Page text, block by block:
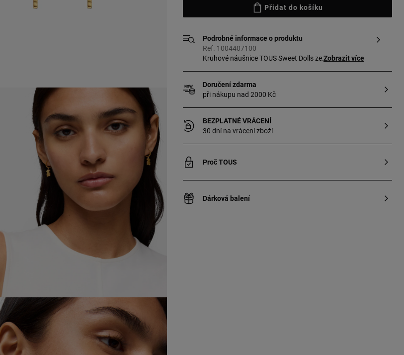
Přidat do košíku
Podrobné informace o produktu
Ref. 1004407100
Kruhové náušnice TOUS Sweet Dolls ze
náušnic: 10 mm. Velikost náušnic: 8 mm.
Šperk vyrobený z mincovního stříbra
pozlaceného 18karátovým až
23karátovým zlatem o tloušťce 3 mikrony.
Tato kvalita zaručuje větší trvanlivost
Zobrazit více
Doručení zdarma
při nákupu nad 2000 Kč
BEZPLATNÉ VRÁCENÍ
30 dní na vrácení zboží
Proč TOUS
Dárková balení